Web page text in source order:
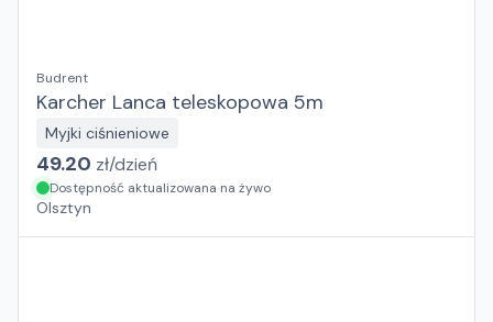
Budrent
Karcher Lanca teleskopowa 5m
Myjki ciśnieniowe
49.20 zł/dzień
Dostępność aktualizowana na żywo
Olsztyn